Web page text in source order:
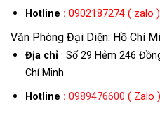
Hotline : 0902187274 ( zalo )
Văn Phòng Đại Diện: Hồ Chí
Địa chỉ: Số 29 Hẻm 246
Chí Minh
Hotline : 0989476600 ( Zalo